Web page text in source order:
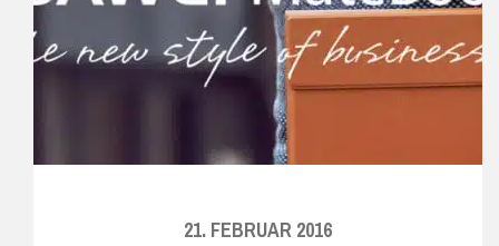
21. FEBRUAR 2016